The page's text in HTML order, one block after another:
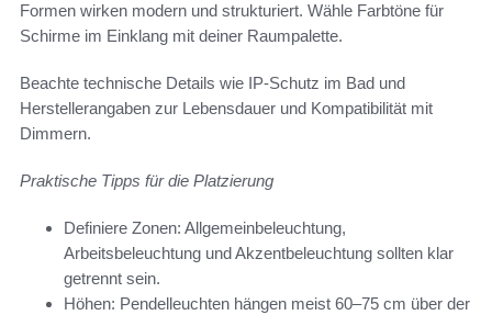
Formen wirken modern und strukturiert. Wähle Farbtöne für
Schirme im Einklang mit deiner Raumpalette.
Beachte technische Details wie IP-Schutz im Bad und
Herstellerangaben zur Lebensdauer und Kompatibilität mit
Dimmern.
Praktische Tipps für die Platzierung
Definiere Zonen: Allgemeinbeleuchtung,
Arbeitsbeleuchtung und Akzentbeleuchtung sollten klar
getrennt sein.
Höhen: Pendelleuchten hängen meist 60–75 cm über der